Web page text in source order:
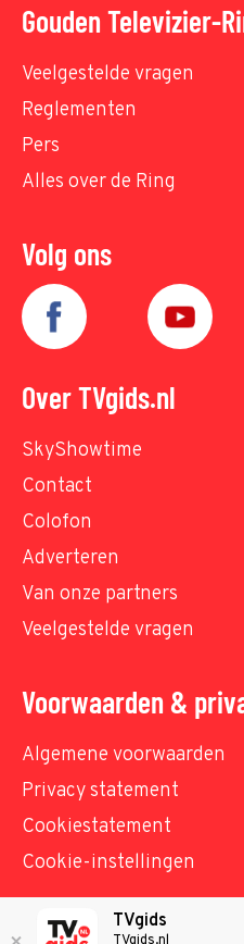
Gouden Televizier-
Veelgestelde vragen
Reglementen
Pers
Alles over de Ring
Volg ons
Over TVgids.nl
SkyShowtime
Contact
Colofon
Adverteren
Van onze partners
Veelgestelde vragen
Voorwaarden &
Algemene voorwaarden
Privacy statement
Cookiestatement
Cookie-instellingen
© TVgids.nl 2026 - All
TVgids